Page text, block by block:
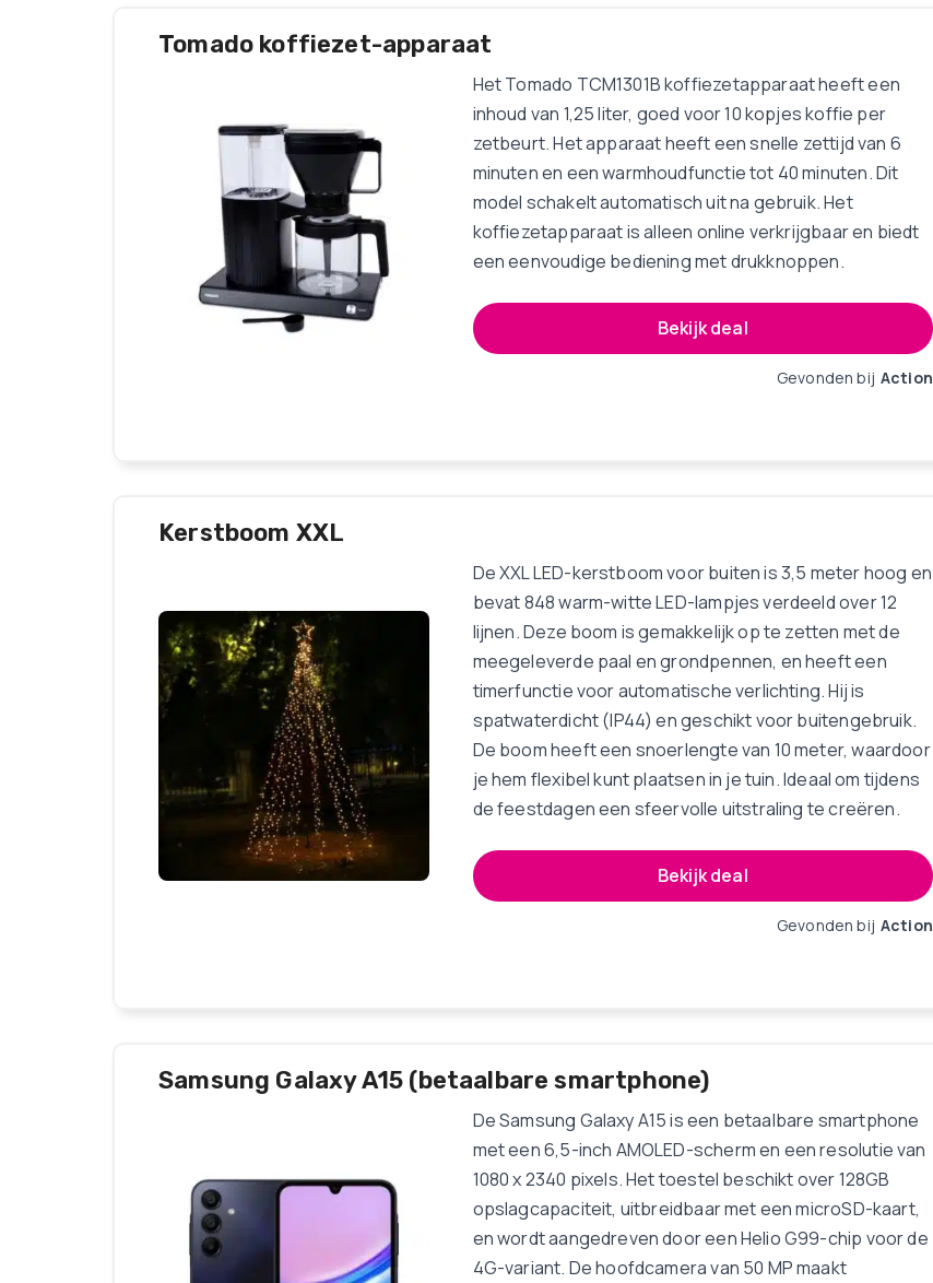
Tomado koffiezet-apparaat
Het Tomado TCM1301B koffiezetapparaat heeft een
inhoud van 1,25 liter, goed voor 10 kopjes koffie per
zetbeurt. Het apparaat heeft een snelle zettijd van 6
minuten en een warmhoudfunctie tot 40 minuten. Dit
model schakelt automatisch uit na gebruik. Het
koffiezetapparaat is alleen online verkrijgbaar en biedt
een eenvoudige bediening met drukknoppen.
Bekijk deal
Gevonden bij Action
Kerstboom XXL
De XXL LED-kerstboom voor buiten is 3,5 meter hoog en
bevat 848 warm-witte LED-lampjes verdeeld over 12
lijnen. Deze boom is gemakkelijk op te zetten met de
meegeleverde paal en grondpennen, en heeft een
timerfunctie voor automatische verlichting. Hij is
spatwaterdicht (IP44) en geschikt voor buitengebruik.
De boom heeft een snoerlengte van 10 meter, waardoor
je hem flexibel kunt plaatsen in je tuin. Ideaal om tijdens
de feestdagen een sfeervolle uitstraling te creëren.
Bekijk deal
Gevonden bij Action
Samsung Galaxy A15 (betaalbare smartphone)
De Samsung Galaxy A15 is een betaalbare smartphone
met een 6,5-inch AMOLED-scherm en een resolutie van
1080 x 2340 pixels. Het toestel beschikt over 128GB
opslagcapaciteit, uitbreidbaar met een microSD-kaart,
en wordt aangedreven door een Helio G99-chip voor de
4G-variant. De hoofdcamera van 50 MP maakt